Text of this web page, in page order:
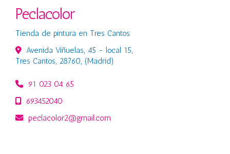
Peclacolor
Tienda de pintura en Tres Cantos
Avenida Viñuelas, 45 - local 15,
Tres Cantos, 28760, (Madrid)
91 023 04 65
693452040
peclacolor2
gmail.com